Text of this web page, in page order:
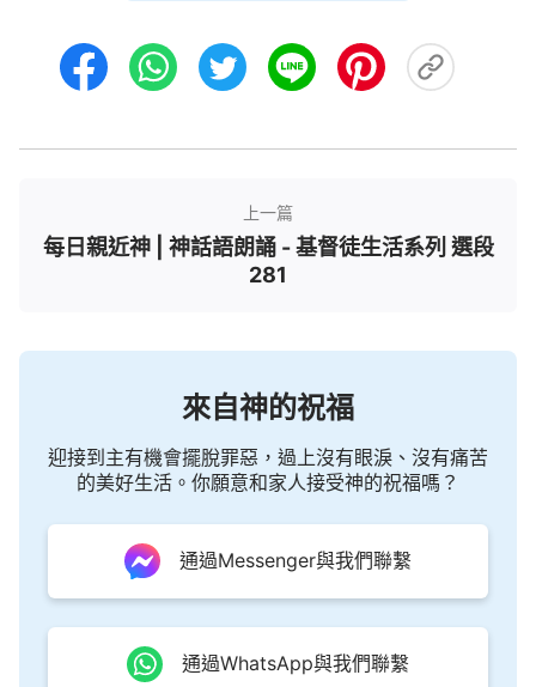
來，從聖經裏走出來，超越聖經記載的預言書或歷史
上一篇
每日親近神 | 神話語朗誦 - 基督徒生活系列 選段
281
來自神的祝福
迎接到主有機會擺脫罪惡，過上沒有眼淚、沒有痛苦
的美好生活。你願意和家人接受神的祝福嗎？
通過Messenger與我們聯繫
通過WhatsApp與我們聯繫